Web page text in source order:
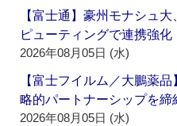
【富士通】豪州モナシュ
ピューティングで連携強化
2026年08月05日 (水)
【富士フイルム／大鵬薬
略的パートナーシップを締
2026年08月05日 (水)